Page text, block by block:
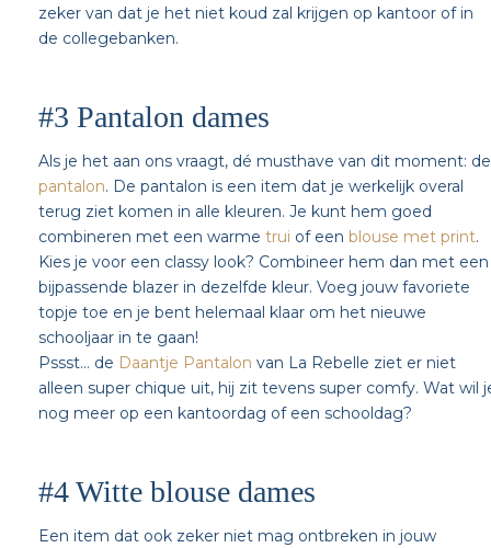
zeker van dat je het niet koud zal krijgen op kantoor of in
de collegebanken.
#3 Pantalon dames
Als je het aan ons vraagt, dé musthave van dit moment: de
pantalon. De pantalon is een item dat je werkelijk overal
terug ziet komen in alle kleuren. Je kunt hem goed
combineren met een warme trui of een blouse met print.
Kies je voor een classy look? Combineer hem dan met een
bijpassende blazer in dezelfde kleur. Voeg jouw favoriete
topje toe en je bent helemaal klaar om het nieuwe
schooljaar in te gaan!
Pssst… de Daantje Pantalon van La Rebelle ziet er niet
alleen super chique uit, hij zit tevens super comfy. Wat wil
nog meer op een kantoordag of een schooldag?
#4 Witte blouse dames
Een item dat ook zeker niet mag ontbreken in jouw